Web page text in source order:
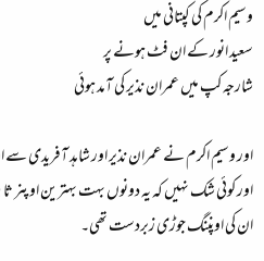
وسیم اکرم کی کپتانی میں
سعید انور کے ان فٹ ہونے پر
شارجہ کپ میں عمران نذیر کی آمد ہوئی
اور وسیم اکرم نے عمران نذیر اور شاہد آفریدی سے
اور کوئی شک نہیں کہ یہ دونوں بہت بہترین
ان کی اوپننگ جوڑی زبردست تھی۔